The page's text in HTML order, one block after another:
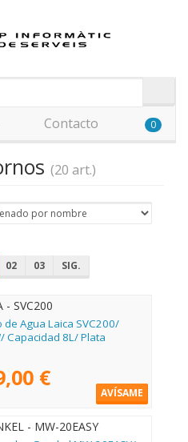
Contacto 0
(20 art.)
02 03 SIG.
- SVC200
de Agua Laica SVC200/
Capacidad 8L/ Plata
€
AVÍSAME
- MW-20EASY